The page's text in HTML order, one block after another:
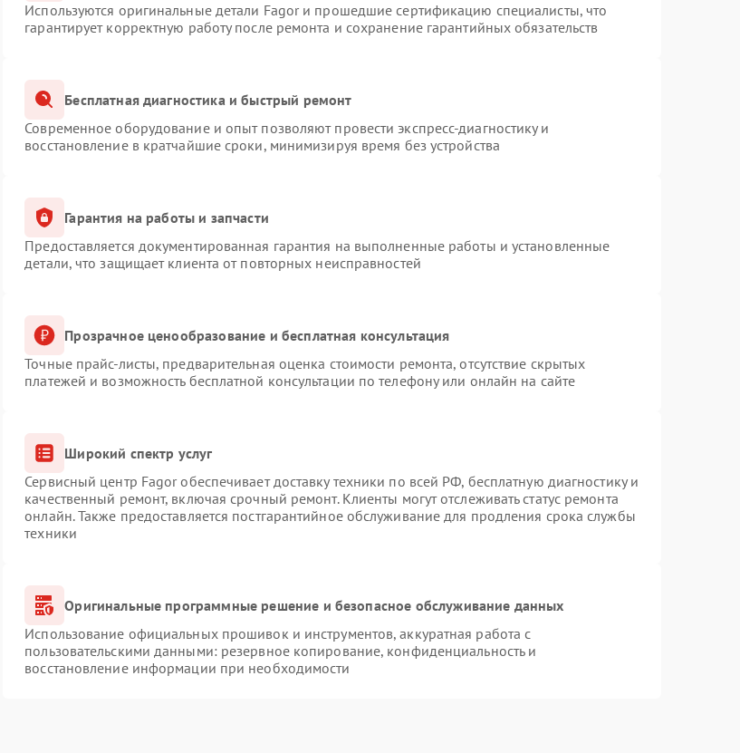
Используются оригинальные детали Fagor и прошедшие сертификацию специалисты, что
гарантирует корректную работу после ремонта и сохранение гарантийных обязательств
Бесплатная диагностика и быстрый ремонт
Современное оборудование и опыт позволяют провести экспресс-диагностику и
восстановление в кратчайшие сроки, минимизируя время без устройства
Гарантия на работы и запчасти
Предоставляется документированная гарантия на выполненные работы и установленные
детали, что защищает клиента от повторных неисправностей
Прозрачное ценообразование и бесплатная консультация
Точные прайс-листы, предварительная оценка стоимости ремонта, отсутствие скрытых
платежей и возможность бесплатной консультации по телефону или онлайн на сайте
Широкий спектр услуг
Сервисный центр Fagor обеспечивает доставку техники по всей РФ, бесплатную диагностику и
качественный ремонт, включая срочный ремонт. Клиенты могут отслеживать статус ремонта
онлайн. Также предоставляется постгарантийное обслуживание для продления срока службы
техники
Оригинальные программные решение и безопасное обслуживание данных
Использование официальных прошивок и инструментов, аккуратная работа с
пользовательскими данными: резервное копирование, конфиденциальность и
восстановление информации при необходимости